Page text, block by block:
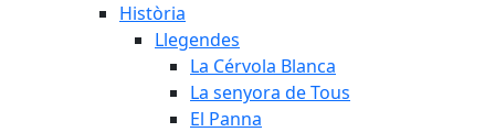
Història
Llegendes
La Cérvola Blanca
La senyora de Tous
El Panna